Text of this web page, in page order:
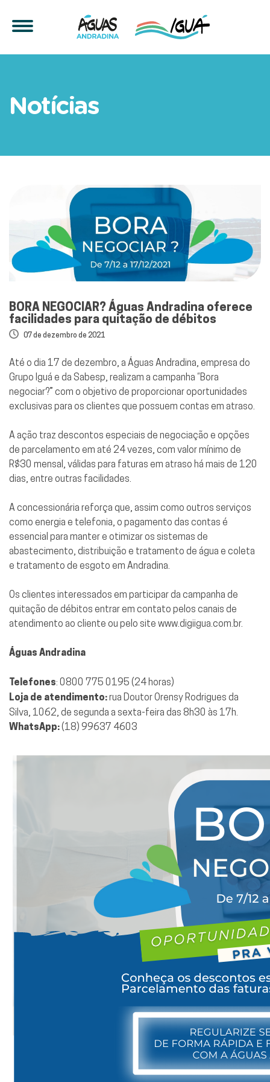
Notícias
BORA NEGOCIAR? Águas Andradina oferece
facilidades para quitação de débitos
07 de dezembro de 2021
Até o dia 17 de dezembro, a Águas Andradina, empresa do
Grupo Iguá e da Sabesp , realizam a campanha “Bora
negociar?” com o objetivo de proporcionar oportunidades
exclusivas para os clientes que possuem contas em atraso.
A ação traz descontos especiais de negociação e opções
de parcelamento em até 24 vezes, com valor mínimo de
R$30 mensal, válidas para faturas em atraso há mais de 120
dias, entre outras facilidades.
A concessionária reforça que, assim como outros serviços
como energia e telefonia, o pagamento das contas é
essencial para manter e otimizar os sistemas de
abastecimento, distribuição e tratamento de água e coleta
e tratamento de esgoto em Andradina.
Os clientes interessados em participar da campanha de
quitação de débitos entrar em contato pelos canais de
atendimento ao cliente ou pelo site www.digiigua.com.br.
Águas Andradina
Telefones: 0800 775 0195 (24 horas)
Loja de atendimento:rua Doutor Orensy Rodrigues da
Silva, 1062, de segunda a sexta-feira das 8h30 às 17h.
WhatsApp:(18) 99637 4603